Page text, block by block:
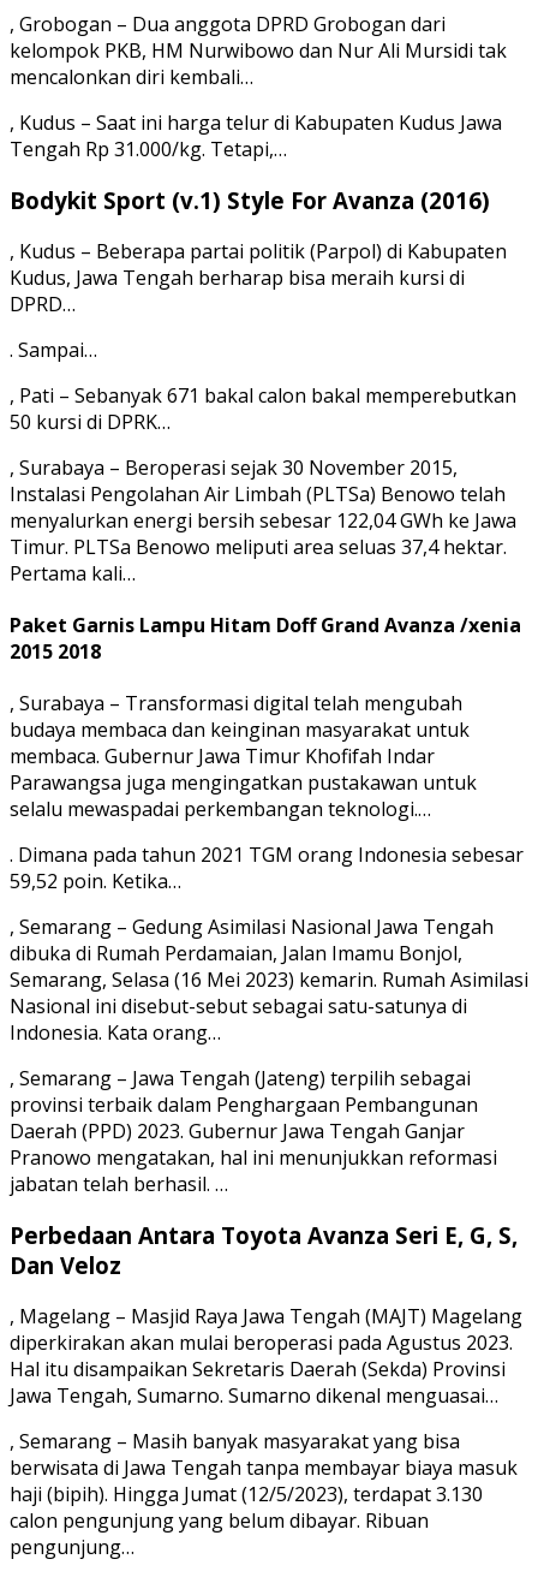
, Grobogan – Dua anggota DPRD Grobogan dari
kelompok PKB, HM Nurwibowo dan Nur Ali Mursidi tak
mencalonkan diri kembali…
, Kudus – Saat ini harga telur di Kabupaten Kudus Jawa
Tengah Rp 31.000/kg. Tetapi,…
Bodykit Sport (v.1) Style For Avanza (2016)
, Kudus – Beberapa partai politik (Parpol) di Kabupaten
Kudus, Jawa Tengah berharap bisa meraih kursi di
DPRD…
. Sampai…
, Pati – Sebanyak 671 bakal calon bakal memperebutkan
50 kursi di DPRK…
, Surabaya – Beroperasi sejak 30 November 2015,
Instalasi Pengolahan Air Limbah (PLTSa) Benowo telah
menyalurkan energi bersih sebesar 122,04 GWh ke Jawa
Timur. PLTSa Benowo meliputi area seluas 37,4 hektar.
Pertama kali…
Paket Garnis Lampu Hitam Doff Grand Avanza /xenia
2015 2018
, Surabaya – Transformasi digital telah mengubah
budaya membaca dan keinginan masyarakat untuk
membaca. Gubernur Jawa Timur Khofifah Indar
Parawangsa juga mengingatkan pustakawan untuk
selalu mewaspadai perkembangan teknologi.…
. Dimana pada tahun 2021 TGM orang Indonesia sebesar
59,52 poin. Ketika…
, Semarang – Gedung Asimilasi Nasional Jawa Tengah
dibuka di Rumah Perdamaian, Jalan Imamu Bonjol,
Semarang, Selasa (16 Mei 2023) kemarin. Rumah Asimilasi
Nasional ini disebut-sebut sebagai satu-satunya di
Indonesia. Kata orang…
, Semarang – Jawa Tengah (Jateng) terpilih sebagai
provinsi terbaik dalam Penghargaan Pembangunan
Daerah (PPD) 2023. Gubernur Jawa Tengah Ganjar
Pranowo mengatakan, hal ini menunjukkan reformasi
jabatan telah berhasil. …
Perbedaan Antara Toyota Avanza Seri E, G, S,
Dan Veloz
, Magelang – Masjid Raya Jawa Tengah (MAJT) Magelang
diperkirakan akan mulai beroperasi pada Agustus 2023.
Hal itu disampaikan Sekretaris Daerah (Sekda) Provinsi
Jawa Tengah, Sumarno. Sumarno dikenal menguasai…
, Semarang – Masih banyak masyarakat yang bisa
berwisata di Jawa Tengah tanpa membayar biaya masuk
haji (bipih). Hingga Jumat (12/5/2023), terdapat 3.130
calon pengunjung yang belum dibayar. Ribuan
pengunjung…